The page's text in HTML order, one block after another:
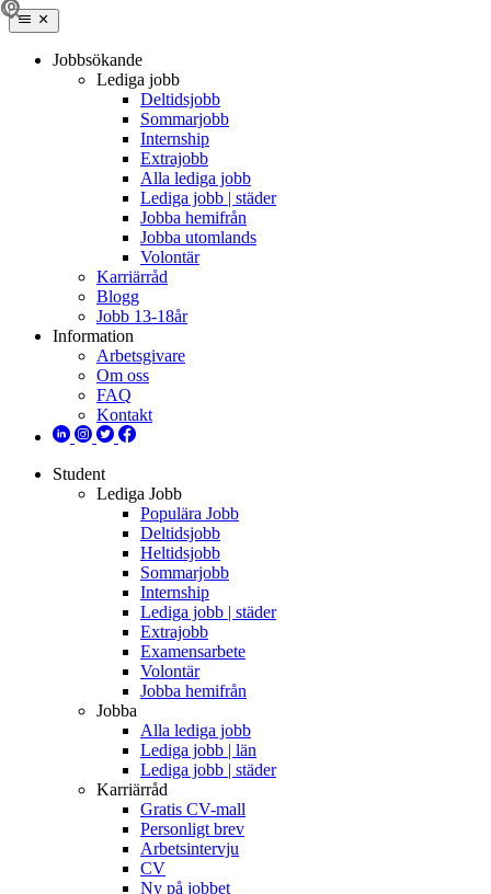
Jobbsökande
Lediga jobb
Deltidsjobb
Sommarjobb
Internship
Extrajobb
Alla lediga jobb
Lediga jobb | städer
Jobba hemifrån
Jobba utomlands
Volontär
Karriärråd
Blogg
Jobb 13-18år
Information
Arbetsgivare
Om oss
FAQ
Kontakt
Student
Lediga Jobb
Populära Jobb
Deltidsjobb
Heltidsjobb
Sommarjobb
Internship
Lediga jobb | städer
Extrajobb
Examensarbete
Volontär
Jobba hemifrån
Jobba
Alla lediga jobb
Lediga jobb | län
Lediga jobb | städer
Karriärråd
Gratis CV-mall
Personligt brev
Arbetsintervju
CV
Ny på jobbet